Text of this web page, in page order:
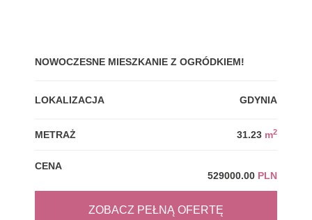
NOWOCZESNE MIESZKANIE Z OGRÓDKIEM!
LOKALIZACJA GDYNIA
METRAŻ 31.23 m2
CENA
529000.00 PLN
ZOBACZ PEŁNĄ OFERTĘ